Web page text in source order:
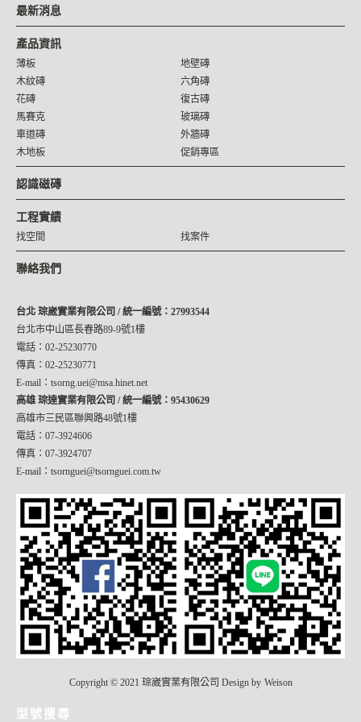
最新消息
產品資訊
薄板
地壁磚
木紋磚
六角磚
花磚
復古磚
馬賽克
玻璃磚
車道磚
外牆磚
木地板
促銷專區
認識磁磚
工程實績
找空間 找案件
聯絡我們
台北 琮崴實業有限公司 / 統一編號：27993544
台北市中山區長春路89-9號1樓
電話：02-25230770
傳真：02-25230771
E-mail：tsorng.uei@msa.hinet.net
高雄 琮達實業有限公司 / 統一編號：95430629
高雄市三民區聯興路48號1樓
電話：07-3924606
傳真：07-3924707
E-mail：tsornguei@tsornguei.com.tw
Copyright © 2021 琮崴實業有限公司 Design by Weison
型號搜尋